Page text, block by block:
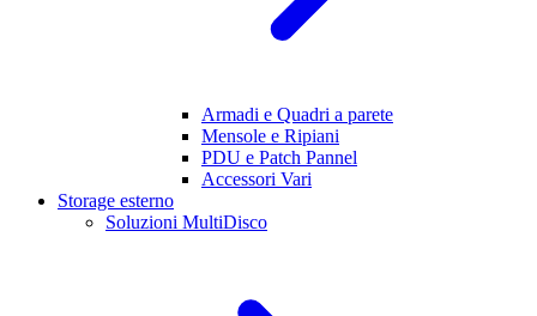
Armadi e Quadri a parete
Mensole e Ripiani
PDU e Patch Pannel
Accessori Vari
Storage esterno
Soluzioni MultiDisco